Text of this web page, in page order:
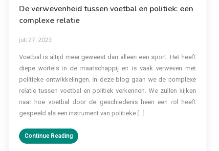
De verwevenheid tussen voetbal en politiek: een
complexe relatie
juli 27, 2023
Voetbal is altijd meer geweest dan alleen een sport. Het heeft
diepe wortels in de maatschappij en is vaak verweven met
politieke ontwikkelingen. In deze blog gaan we de complexe
relatie tussen voetbal en politiek verkennen. We zullen kijken
naar hoe voetbal door de geschiedenis heen een rol heeft
gespeeld als een instrument van politieke […]
Continue Reading